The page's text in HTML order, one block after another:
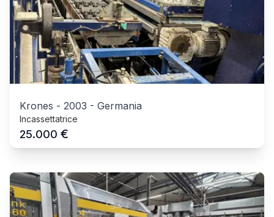
Krones - 2003 - Germania
Incassettatrice
25.000 €